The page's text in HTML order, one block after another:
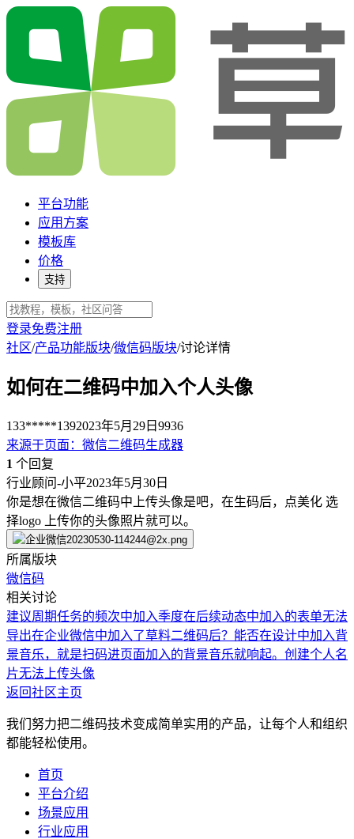
平台功能
应用方案
模板库
价格
支持
登录免费注册
社区/产品功能版块/微信码版块/讨论详情
如何在二维码中加入个人头像
133*****1392023年5月29日 9936
来源于页面 ： 微信二维码生成器
1 个回复
行业顾问-小平2023年5月30日
你是想在微信二维码中上传头像是吧，在生码后，点美化 选
择logo 上传你的头像照片就可以。
所属版块
微信码
相关讨论
建议周期任务的频次中加入季度在后续动态中加入的表单无法
导出在企业微信中加入了草料二维码后？ 能否在设计中加入背
景音乐，就是扫码进页面加入的背景音乐就响起。 创建个人名
片无法上传头像
返回社区主页
我们努力把二维码技术变成简单实用的产品，让每个人和组织
都能轻松使用。
首页
平台介绍
场景应用
行业应用